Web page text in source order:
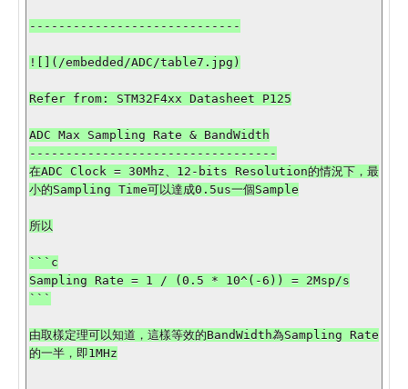
-----------------------------
![](/embedded/ADC/table7.jpg)
Refer from: STM32F4xx Datasheet P125
ADC Max Sampling Rate & BandWidth
----------------------------------
在ADC Clock = 30Mhz、12-bits Resolution的情況下，最
小的Sampling Time可以達成0.5us一個Sample
所以
```c
Sampling Rate = 1 / (0.5 * 10^(-6)) = 2Msp/s
```
由取樣定理可以知道，這樣等效的BandWidth為Sampling Rate
的一半，即1MHz